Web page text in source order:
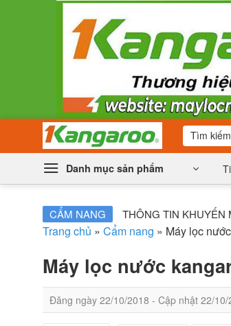
Tìm
kiếm:
Danh mục sản phẩm
CẨM NANG THÔNG TIN KHUYẾN
Trang chủ » Cẩm nang » Máy lọc
Máy lọc nước
Đăng ngày 22/10/2018 - Cập nhật 22/10/